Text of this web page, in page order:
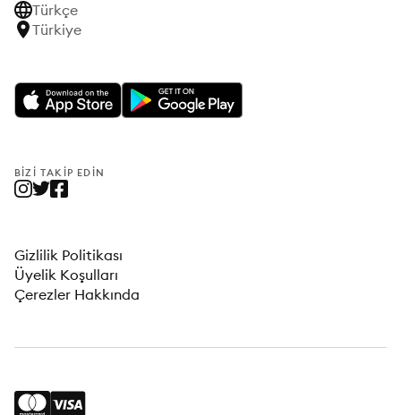
Türkçe
Türkiye
BIZI TAKIP EDIN
Gizlilik Politikası
Üyelik Koşulları
Çerezler Hakkında